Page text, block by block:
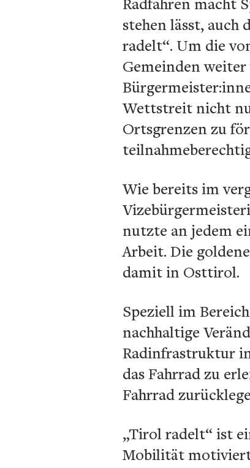
stehen lässt, auch
radelt“. Um die
Gemeinden
Wettstreit nicht
Ortsgrenzen zu
Wie bereits im
nutzte an jedem
Arbeit. Die
damit in Osttirol.
Speziell im
nachhaltige
Radinfrastruktur
das Fahrrad zu
Fahrrad
„Tirol radelt“ ist
Mobilität